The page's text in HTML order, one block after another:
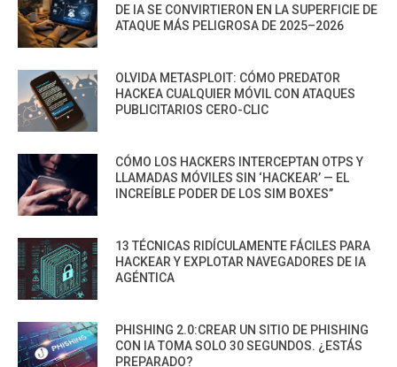
DE IA SE CONVIRTIERON EN LA SUPERFICIE DE
ATAQUE MÁS PELIGROSA DE 2025–2026
OLVIDA METASPLOIT: CÓMO PREDATOR
HACKEA CUALQUIER MÓVIL CON ATAQUES
PUBLICITARIOS CERO-CLIC
CÓMO LOS HACKERS INTERCEPTAN OTPS Y
LLAMADAS MÓVILES SIN ‘HACKEAR’ — EL
INCREÍBLE PODER DE LOS SIM BOXES”
13 TÉCNICAS RIDÍCULAMENTE FÁCILES PARA
HACKEAR Y EXPLOTAR NAVEGADORES DE IA
AGÉNTICA
PHISHING 2.0:CREAR UN SITIO DE PHISHING
CON IA TOMA SOLO 30 SEGUNDOS. ¿ESTÁS
PREPARADO?